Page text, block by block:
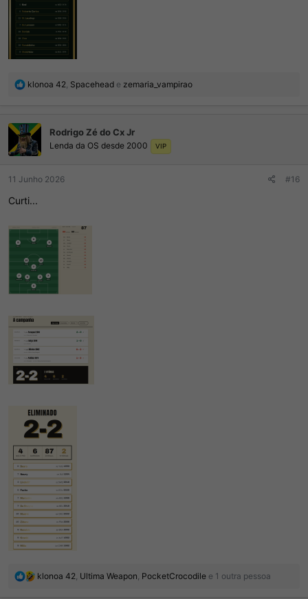
R
ç
õ
e
s
klonoa 42, Spacehead e zemaria_vampirao
Rodrigo Zé do Cx Jr
Lenda da OS desde 2000 VIP
11 Junho 2026 #16
Curti...
R
klonoa 42, Ultima Weapon, PocketCrocodile e 1 outra pessoa